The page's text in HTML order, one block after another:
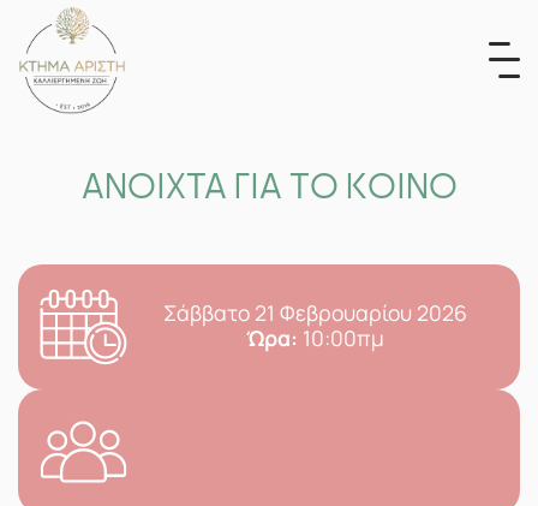
content
ΑΝΟΙΧΤΑ ΓΙΑ ΤΟ ΚΟΙΝΟ
Σάββατο 21 Φεβρουαρίου 2026
Ώρα: 10:00πμ